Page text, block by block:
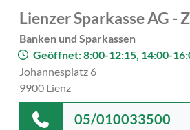
Lienzer Sparkasse AG -
Banken und Sparkassen
Geöffnet: 8:00-12:15, 14:00-
Johannesplatz 6
9900 Lienz
05/010033500